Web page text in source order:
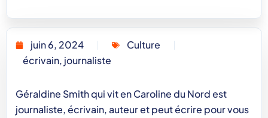
juin 6, 2024
Culture
écrivain, journaliste
Géraldine Smith qui vit en Caroline du Nord est
journaliste, écrivain, auteur et peut écrire pour vous